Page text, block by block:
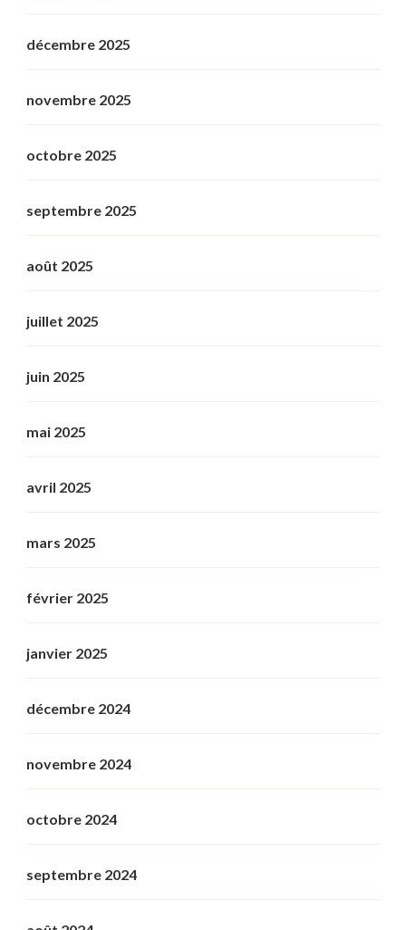
décembre 2025
novembre 2025
octobre 2025
septembre 2025
août 2025
juillet 2025
juin 2025
mai 2025
avril 2025
mars 2025
février 2025
janvier 2025
décembre 2024
novembre 2024
octobre 2024
septembre 2024